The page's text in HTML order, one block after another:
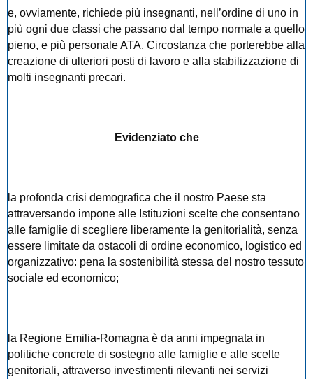
e, ovviamente, richiede più insegnanti, nell’ordine di uno in
più ogni due classi che passano dal tempo normale a quello
pieno, e più personale ATA. Circostanza che porterebbe alla
creazione di ulteriori posti di lavoro e alla stabilizzazione di
molti insegnanti precari.
Evidenziato che
la profonda crisi demografica che il nostro Paese sta
attraversando impone alle Istituzioni scelte che consentano
alle famiglie di scegliere liberamente la genitorialità, senza
essere limitate da ostacoli di ordine economico, logistico ed
organizzativo: pena la sostenibilità stessa del nostro tessuto
sociale ed economico;
la Regione Emilia-Romagna è da anni impegnata in
politiche concrete di sostegno alle famiglie e alle scelte
genitoriali, attraverso investimenti rilevanti nei servizi